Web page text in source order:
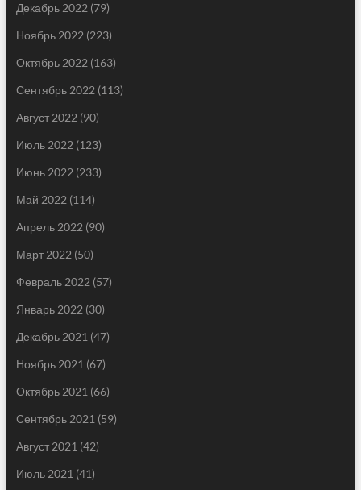
Декабрь 2022 (79)
Ноябрь 2022 (223)
Октябрь 2022 (163)
Сентябрь 2022 (113)
Август 2022 (90)
Июль 2022 (123)
Июнь 2022 (233)
Май 2022 (114)
Апрель 2022 (90)
Март 2022 (50)
Февраль 2022 (57)
Январь 2022 (30)
Декабрь 2021 (47)
Ноябрь 2021 (67)
Октябрь 2021 (66)
Сентябрь 2021 (59)
Август 2021 (42)
Июль 2021 (41)